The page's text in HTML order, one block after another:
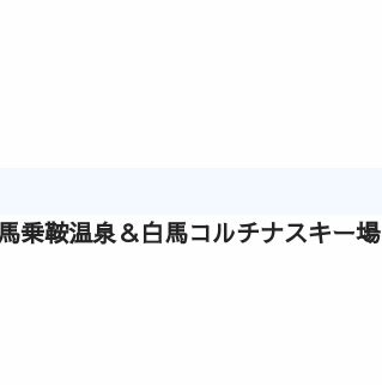
乗鞍温泉＆白馬コルチナスキー場